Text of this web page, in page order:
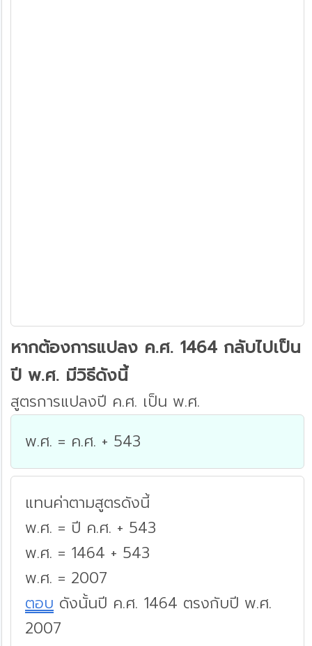
หากต้องการแปลง ค.ศ. 1464 กลับไปเป็น
ปี พ.ศ. มีวิธีดังนี้
สูตรการแปลงปี ค.ศ. เป็น พ.ศ.
พ.ศ. = ค.ศ. + 543
แทนค่าตามสูตรดังนี้
พ.ศ. = ปี ค.ศ. + 543
พ.ศ. = 1464 + 543
พ.ศ. = 2007
ตอบ ดังนั้นปี ค.ศ. 1464 ตรงกับปี พ.ศ.
2007